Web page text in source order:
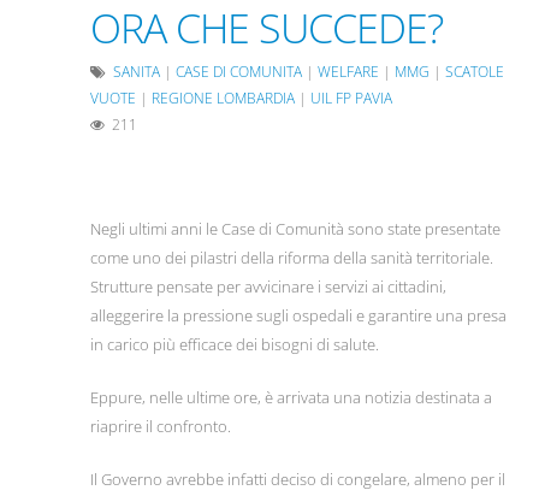
ORA CHE SUCCEDE?
SANITA | CASE DI COMUNITA | WELFARE | MMG | SCATOLE
VUOTE | REGIONE LOMBARDIA | UIL FP PAVIA
211
Negli ultimi anni le Case di Comunità sono state presentate
come uno dei pilastri della riforma della sanità territoriale.
Strutture pensate per avvicinare i servizi ai cittadini,
alleggerire la pressione sugli ospedali e garantire una presa
in carico più efficace dei bisogni di salute.
Eppure, nelle ultime ore, è arrivata una notizia destinata a
riaprire il confronto.
Il Governo avrebbe infatti deciso di congelare, almeno per il